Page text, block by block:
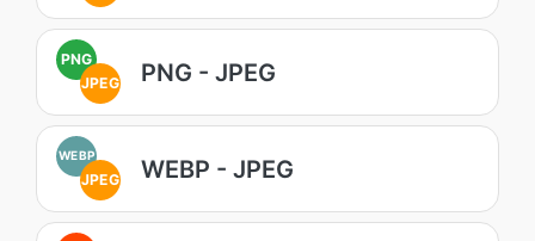
PNG
JPEG
PNG - JPEG
WEBP
JPEG WEBP - JPEG